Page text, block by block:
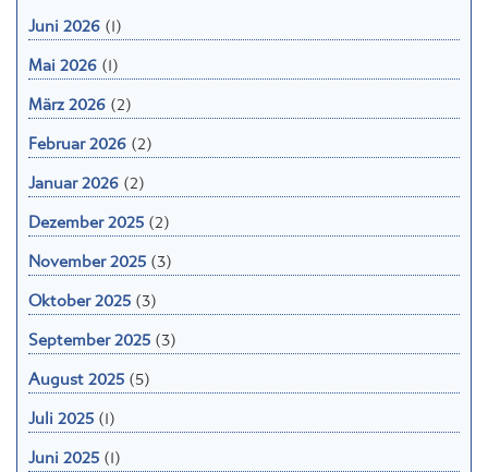
Juni 2026(1)
Mai 2026(1)
März 2026(2)
Februar 2026(2)
Januar 2026(2)
Dezember 2025(2)
November 2025(3)
Oktober 2025(3)
September 2025(3)
August 2025(5)
Juli 2025(1)
Juni 2025(1)